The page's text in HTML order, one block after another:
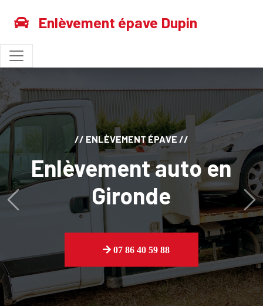
Enlèvement épave Dupin
// VENTE MOTEURS //
Vente de moteurs
pour l'export
07 86 40 59 88
Previous